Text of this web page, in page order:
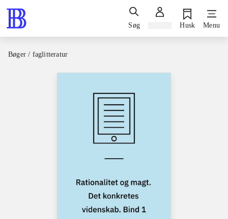
Søg Husk Menu
Bøger / faglitteratur